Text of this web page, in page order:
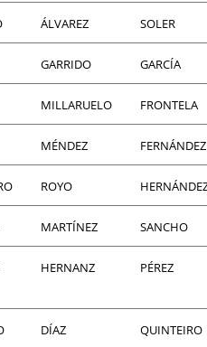
ÁLVAREZ SOLER
GARRIDO GARCÍA
MILLARUELO FRONTELA
MÉNDEZ FERNÁNDEZ
ROYO
MARTÍNEZ SANCHO
HERNANZ PÉREZ
DÍAZ QUINTEIRO